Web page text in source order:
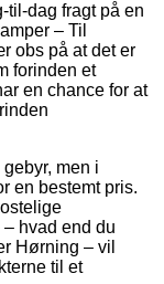
til-dag fragt på en
– Til
obs på at det er
forinden et
en chance for at
men i
en bestemt pris.
hvad end du
Hørning – vil
til et